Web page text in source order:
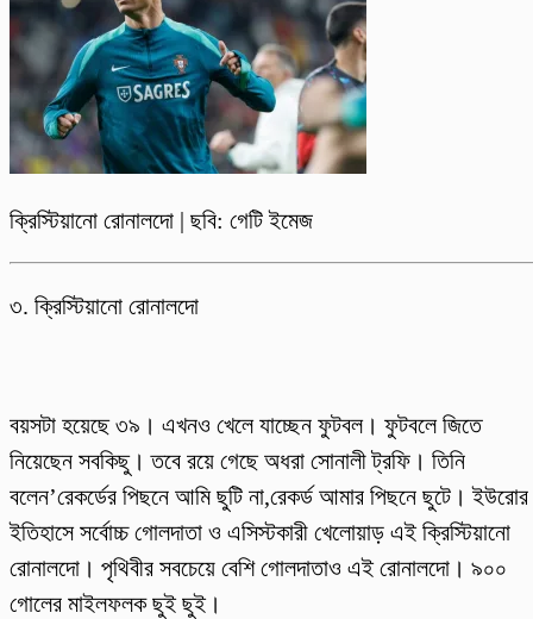
ক্রিস্টিয়ানো রোনালদো | ছবি: গেটি ইমেজ
৩. ক্রিস্টিয়ানো রোনালদো
বয়সটা হয়েছে ৩৯। এখনও খেলে যাচ্ছেন ফুটবল। ফুটবলে জিতে
নিয়েছেন সবকিছু। তবে রয়ে গেছে অধরা সোনালী ট্রফি। তিনি
বলেন’রেকর্ডের পিছনে আমি ছুটি না,রেকর্ড আমার পিছনে ছুটে। ইউরোর
ইতিহাসে সর্বোচ্চ গোলদাতা ও এসিস্টকারী খেলোয়াড় এই ক্রিস্টিয়ানো
রোনালদো। পৃথিবীর সবচেয়ে বেশি গোলদাতাও এই রোনালদো। ৯০০
গোলের মাইলফলক ছুই ছুই।